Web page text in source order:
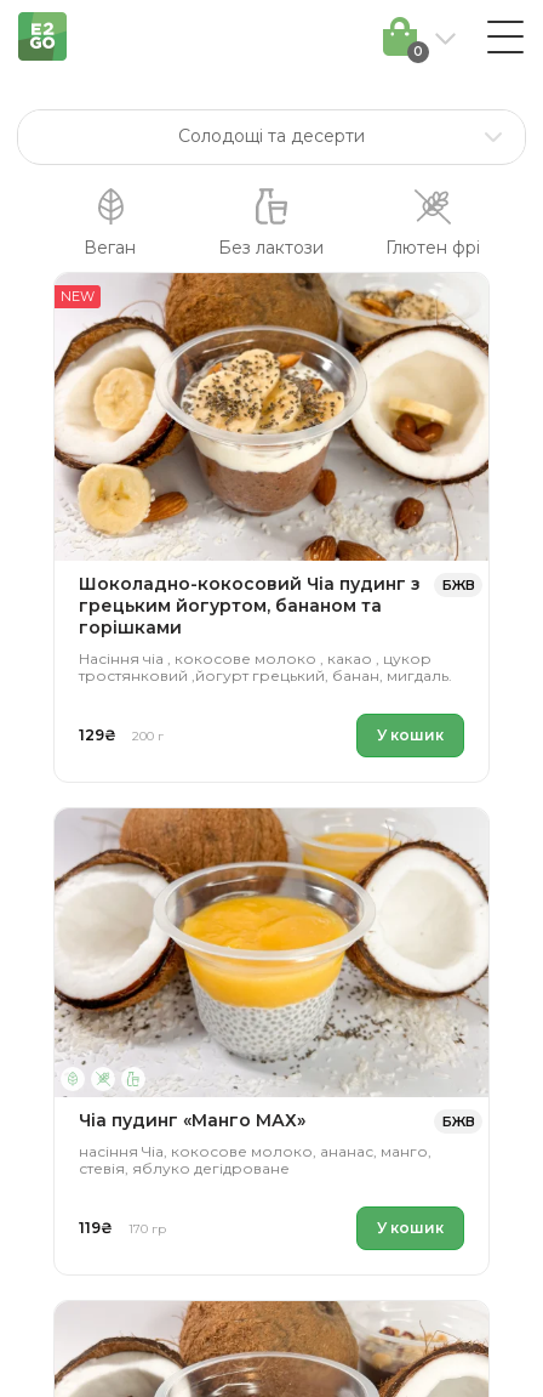
0
Сніданки
Супи
Салати
Перекуси та сендвічі
Боули / другі страви
Солодощі та десерти
Смузі та напої
Соуси
усе
Веган Без лактози Глютен фрі
NEW
БЖВ
Шоколадно-кокосовий Чіа пудинг з
грецьким йогуртом, бананом та
горішками
Насіння чіа , кокосове молоко , какао , цукор
тростянковий ,йогурт грецький, банан, мигдаль.
129₴ 200 г У кошик
БЖВ
Чіа пудинг «Манго МАХ»
насіння Чіа, кокосове молоко, ананас, манго,
стевія, яблуко дегідроване
119₴ 170 гр У кошик